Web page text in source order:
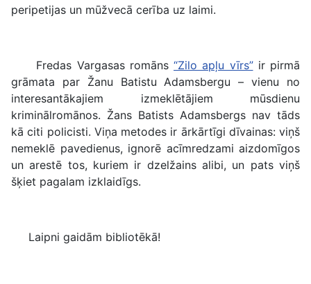
peripetijas un mūžvecā cerība uz laimi.
Fredas Vargasas romāns “Zilo apļu vīrs”ir pirmā
grāmata par Žanu Batistu Adamsbergu – vienu no
interesantākajiem izmeklētājiem mūsdienu
kriminālromānos. Žans Batists Adamsbergs nav tāds
kā citi policisti. Viņa metodes ir ārkārtīgi dīvainas: viņš
nemeklē pavedienus, ignorē acīmredzami aizdomīgos
un arestē tos, kuriem ir dzelžains alibi, un pats viņš
šķiet pagalam izklaidīgs.
Laipni gaidām bibliotēkā!